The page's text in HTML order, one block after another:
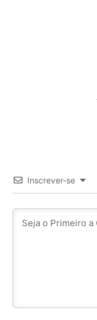
Inscrever-se